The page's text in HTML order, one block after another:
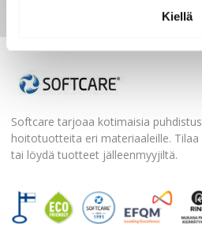
Kiellä
Softcare tarjoaa kotimaisia
hoitotuotteita eri materiaaleille. Tilaa
tai löydä tuotteet jälleenmyyjiltä.